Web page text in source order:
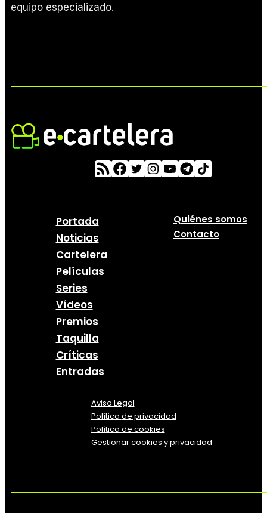
equipo especializado.
Portada
Noticias
Cartelera
Películas
Series
Vídeos
Premios
Taquilla
Críticas
Entradas
Quiénes somos
Contacto
Aviso Legal
Política de privacidad
Política de cookies
Gestionar cookies y privacidad